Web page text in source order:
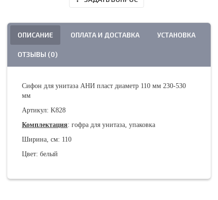
ОПИСАНИЕ ОПЛАТА И ДОСТАВКА УСТАНОВКА
ОТЗЫВЫ (0)
Сифон для унитаза АНИ пласт диаметр 110 мм 230-530
мм
Артикул: K828
Комплектация: гофра для унитаза, упаковка
Ширина, см: 110
Цвет: белый